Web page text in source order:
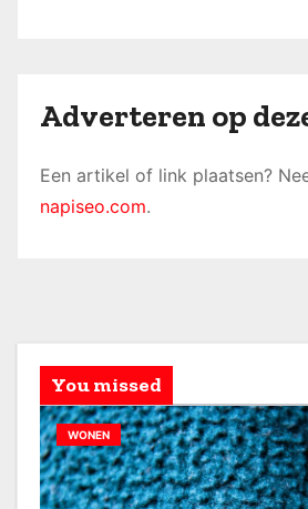
Adverteren op
Een artikel of link plaatsen?
napiseo.com.
You missed
WONEN